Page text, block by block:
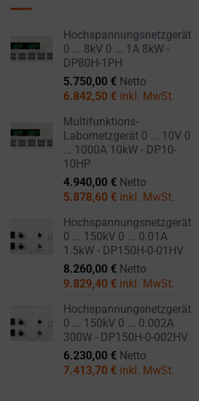
Hochspannungsnetzgerät
0 ... 8kV 0 ... 1A 8kW -
DP80H-1PH
5.750,00 € Netto
6.842,50 € inkl. MwSt.
Multifunktions-
Labornetzgerät 0 ... 10V 0
... 1000A 10kW - DP10-
10HP
4.940,00 € Netto
5.878,60 € inkl. MwSt.
Hochspannungsnetzgerät
0 ... 150kV 0 ... 0.01A
1.5kW - DP150H-0-01HV
8.260,00 € Netto
9.829,40 € inkl. MwSt.
Hochspannungsnetzgerät
0 ... 150kV 0 ... 0.002A
300W - DP150H-0-002HV
6.230,00 € Netto
7.413,70 € inkl. MwSt.